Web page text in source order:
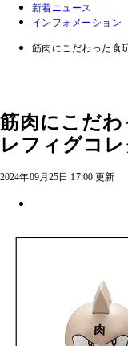
新着ニュース
インフォメーション
筋肉にこだわった食
筋肉にこだわ
レフィグコレ
2024年09月25日 17:00 更新